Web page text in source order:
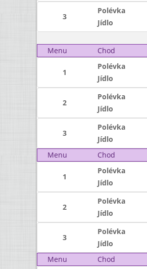
3
Polévka
Jídlo
Menu
Chod
1
Polévka
Jídlo
2
Polévka
Jídlo
3
Polévka
Jídlo
Menu
Chod
1
Polévka
Jídlo
2
Polévka
Jídlo
3
Polévka
Jídlo
Menu
Chod